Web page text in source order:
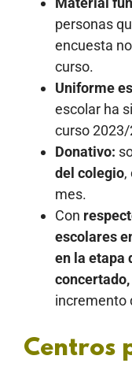
personas
encuesta
curso.
Uniforme
escolar ha
curso 2023/
Donativo:
del colegio,
mes.
Con
escolares
en la etapa
concertado,
incremento
Centros